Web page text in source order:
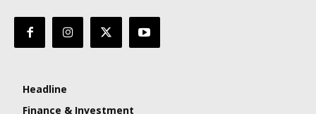
Headline
Finance & Investment